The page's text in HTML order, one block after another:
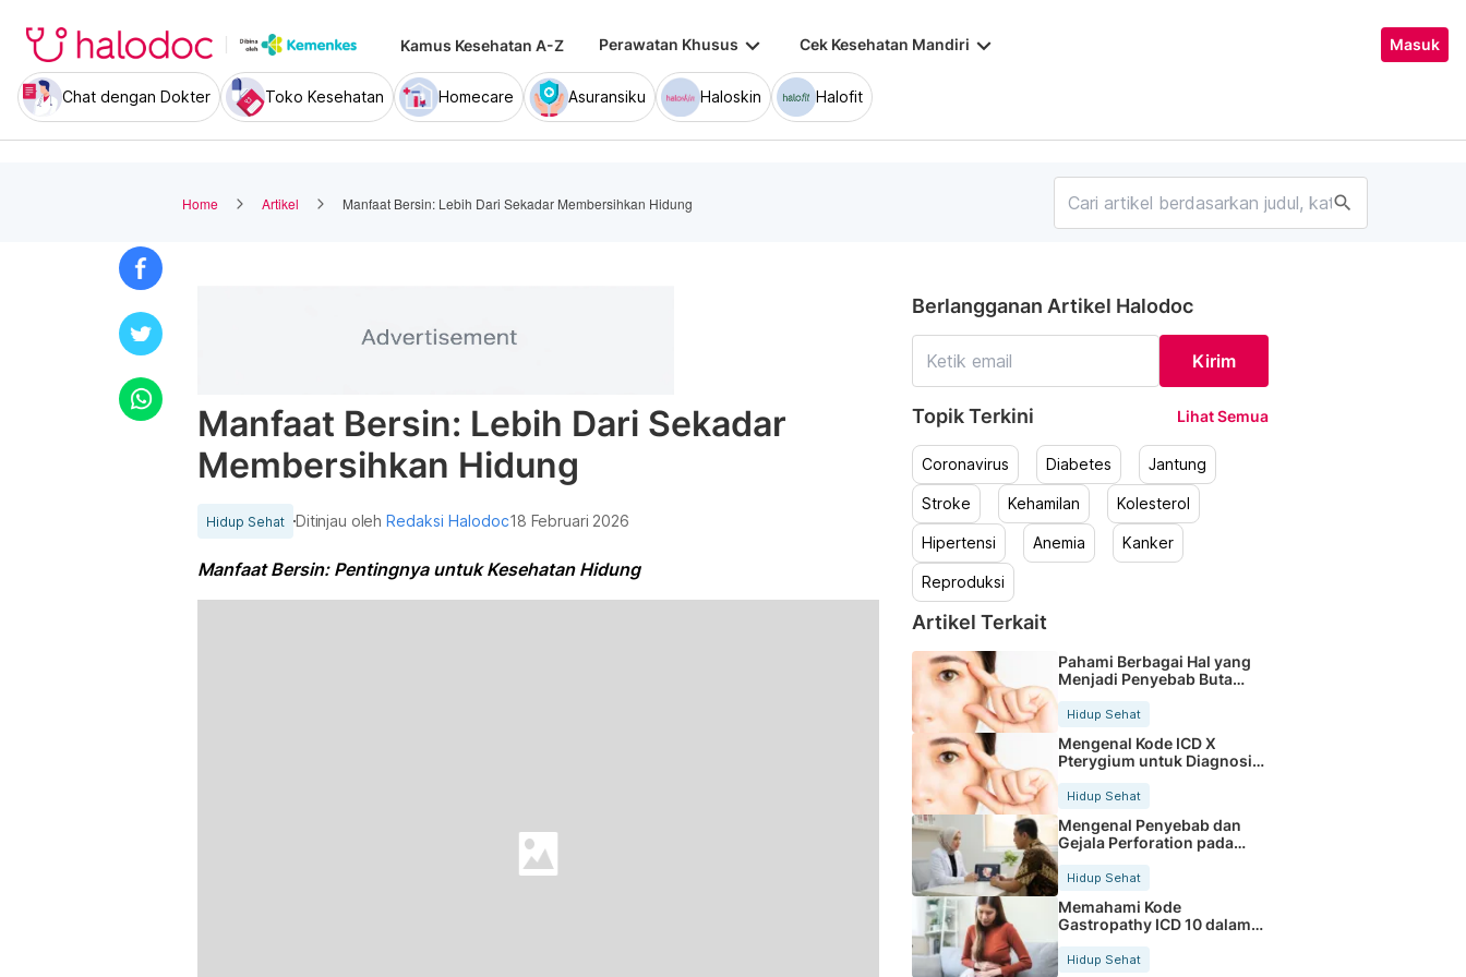
Kamus Kesehatan A-Z Perawatan Khusus keyboard_arrow_down Cek Kesehatan Mandiri keyboard_arrow_down Masuk
Chat dengan Dokter Toko Kesehatan Homecare Asuransiku Haloskin Halofit
Home Artikel Manfaat Bersin: Lebih Dari Sekadar Membersihkan Hidung search
Manfaat Bersin: Lebih Dari Sekadar
Membersihkan Hidung
Hidup Sehat Ditinjau olehRedaksi Halodoc18 Februari 2026
Manfaat Bersin: Pentingnya untuk Kesehatan Hidung
Berlangganan Artikel Halodoc
Kirim
Topik Terkini Lihat Semua
Coronavirus Diabetes Jantung
Stroke Kehamilan Kolesterol
Hipertensi Anemia Kanker
Reproduksi
Artikel Terkait
Pahami Berbagai Hal yang
Menjadi Penyebab Buta
Hidup Sehat
Mengenal Kode ICD X
Pterygium untuk Diagnosis
Hidup Sehat
Mengenal Penyebab dan
Gejala Perforation pada
Tubuh
Hidup Sehat
Memahami Kode
Gastropathy ICD 10 dalam
Rekam Medis Pasien
Hidup Sehat